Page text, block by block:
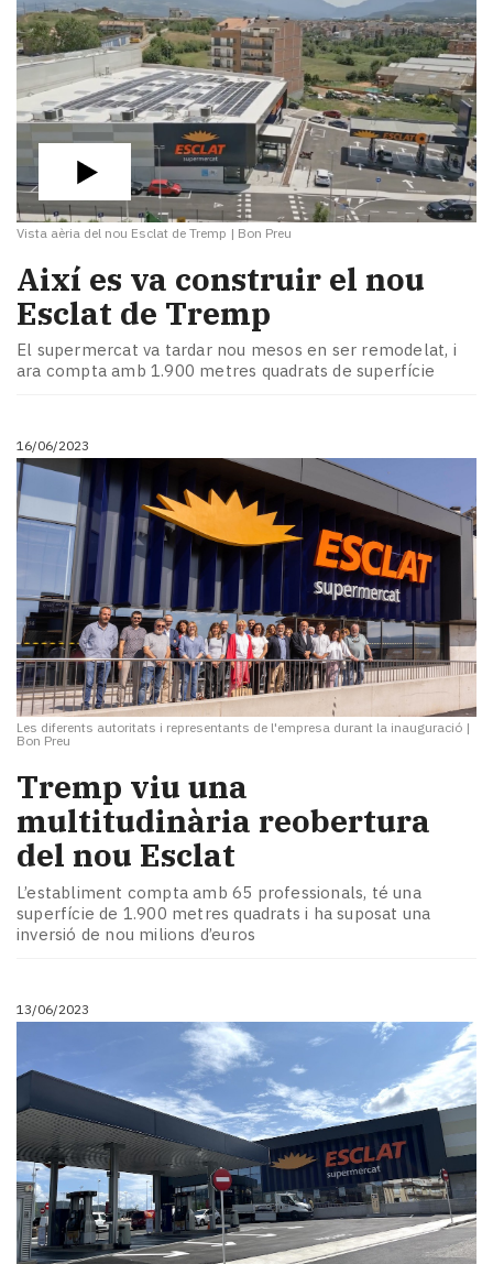
Vista aèria del nou Esclat de Tremp | Bon Preu
Així es va construir el nou
Esclat de Tremp
El supermercat va tardar nou mesos en ser remodelat, i
ara compta amb 1.900 metres quadrats de superfície
16/06/2023
Les diferents autoritats i representants de l'empresa durant la inauguració |
Bon Preu
Tremp viu una
multitudinària reobertura
del nou Esclat
L’establiment compta amb 65 professionals, té una
superfície de 1.900 metres quadrats i ha suposat una
inversió de nou milions d’euros
13/06/2023